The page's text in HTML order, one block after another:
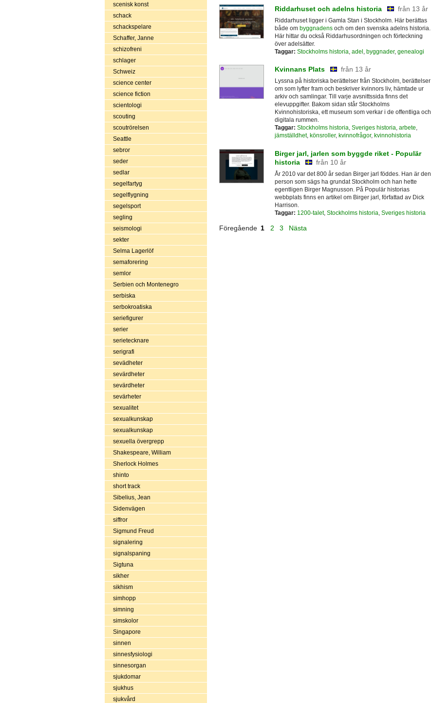
scenisk konst
schack
schackspelare
Schaffer, Janne
schizofreni
schlager
Schweiz
science center
science fiction
scientologi
scouting
scoutrörelsen
Seattle
sebror
seder
sedlar
segelfartyg
segelflygning
segelsport
segling
seismologi
sekter
Selma Lagerlöf
semaforering
semlor
Serbien och Montenegro
serbiska
serbokroatiska
seriefigurer
serier
serietecknare
serigrafi
sevädheter
sevärdheter
sevärdheter
sevärheter
sexualitet
sexualkunskap
sexualkunskap
sexuella övergrepp
Shakespeare, William
Sherlock Holmes
shinto
short track
Sibelius, Jean
Sidenvägen
siffror
Sigmund Freud
signalering
signalspaning
Sigtuna
sikher
sikhism
simhopp
simning
simskolor
Singapore
sinnen
sinnesfysiologi
sinnesorgan
sjukdomar
sjukhus
sjukvård
Riddarhuset och adelns historia från 13 år
Riddarhuset ligger i Gamla Stan i Stockholm. Här berättas
både om byggnadensoch om den svenska adelns historia.
Här hittar du också Riddarhusordningen och förteckning
över adelsätter.
Taggar: Stockholms historia, adel, byggnader, genealogi
Kvinnans Plats från 13 år
Lyssna på historiska berättelser från Stockholm, berättelser
om som lyfter fram och beskriver kvinnors liv, hämtade ur
arkiv och samlingar. Till varje avsnittssida finns det
elevuppgifter. Bakom sidan står Stockholms
Kvinnohistoriska, ett museum som verkar i de offentliga och
digitala rummen.
Taggar: Stockholms historia, Sveriges historia, arbete,
jämställdhet, könsroller, kvinnofrågor, kvinnohistoria
Birger jarl, jarlen som byggde riket - Populär
historia
från 10 år
År 2010 var det 800 år sedan Birger jarl föddes. Han är den
person som sägs ha grundat Stockholm och han hette
egentligen Birger Magnusson. På Populär historias
webbplats finns en artikel om Birger jarl, författad av Dick
Harrison.
Taggar: 1200-talet, Stockholms historia Sveriges historia
Föregående 1 2 3 Nästa